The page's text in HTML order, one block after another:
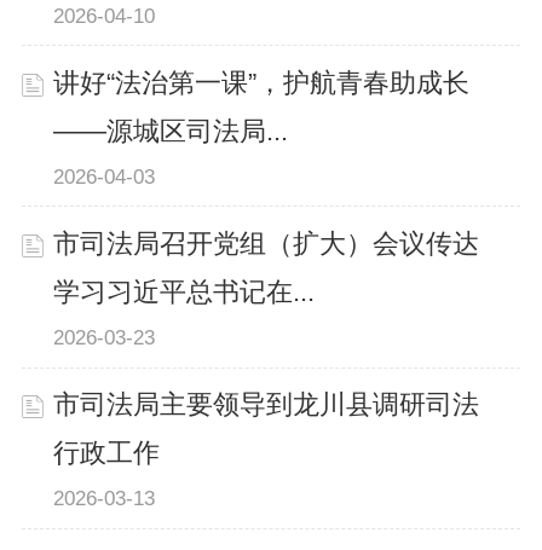
2026-04-10
讲好“法治第一课”，护航青春助成长
——源城区司法局...
2026-04-03
市司法局召开党组（扩大）会议传达
学习习近平总书记在...
2026-03-23
市司法局主要领导到龙川县调研司法
行政工作
2026-03-13